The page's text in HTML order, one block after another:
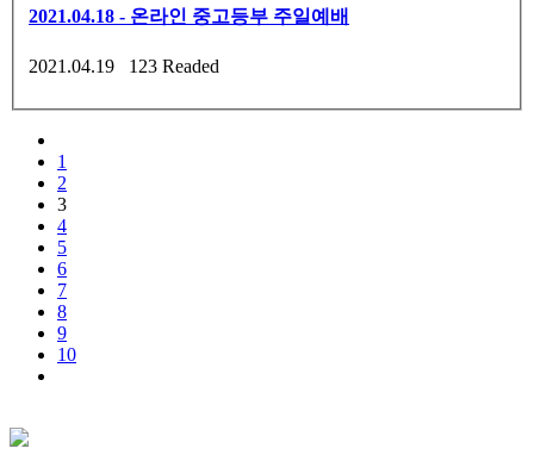
2021.04.18 - 온라인 중고등부 주일예배
2021.04.19 123 Readed
1
2
3
4
5
6
7
8
9
10